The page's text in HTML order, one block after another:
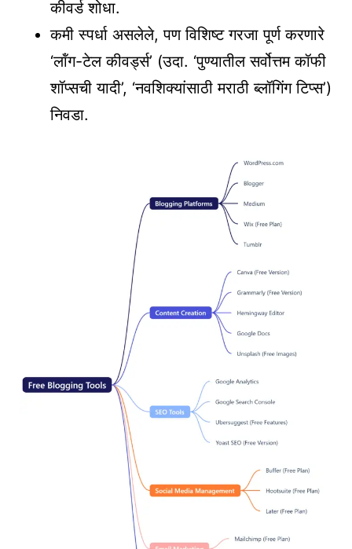
कीवर्ड शोधा.
कमी स्पर्धा असलेले, पण विशिष्ट गरजा पूर्ण करणारे
‘लॉंग-टेल कीवर्ड्स’ (उदा. ‘पुण्यातील सर्वोत्तम कॉफी
शॉप्सची यादी’, ‘नवशिक्यांसाठी मराठी ब्लॉगिंग टिप्स’)
निवडा.